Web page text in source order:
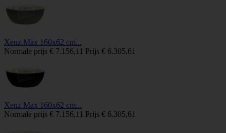
Xenz Max 160x62 cm...
Normale prijs € 7.156,11 Prijs € 6.305,61
Xenz Max 160x62 cm...
Normale prijs € 7.156,11 Prijs € 6.305,61